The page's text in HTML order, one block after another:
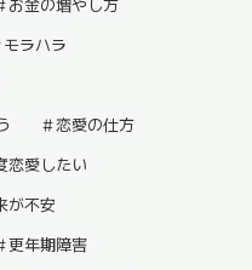
モラハラ
恋愛の仕方
恋愛したい
が不安
更年期障害